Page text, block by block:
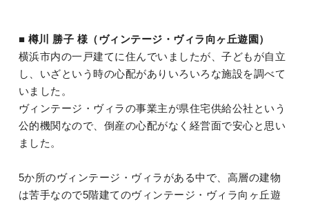
■ 樽川 勝子 様（ヴィンテージ・ヴィラ向ヶ丘遊園）
横浜市内の一戸建てに住んでいましたが、子どもが自立
し、いざという時の心配がありいろいろな施設を調べて
いました。
ヴィンテージ・ヴィラの事業主が県住宅供給公社という
公的機関なので、倒産の心配がなく経営面で安心と思い
ました。
5か所のヴィンテージ・ヴィラがある中で、高層の建物
は苦手なので5階建てのヴィンテージ・ヴィラ向ヶ丘遊